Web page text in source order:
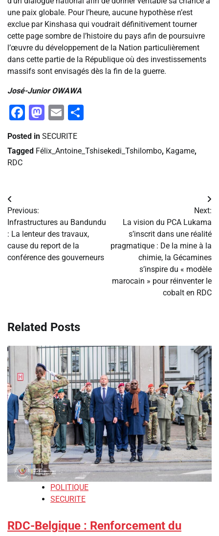
une paix globale. Pour l’heure, aucune hypothèse n’est
exclue par Kinshasa qui voudrait définitivement tourner
cette page sombre de l’histoire du pays afin de poursuivre
l’œuvre du développement de la Nation particulièrement
dans cette partie de la République où des investissements
massifs sont envisagés dès la fin de la guerre.
José-Junior OWAWA
Facebook
Mastodon
Email
Posted in SECURITE
Tagged Félix_Antoine_Tshisekedi_Tshilombo, Kagame,
RDC
Navigation
de
l’article
Previous:
Infrastructures au Bandundu
: La lenteur des travaux,
cause du report de la
conférence des gouverneurs
Next:
La vision du PCA Lukama
s’inscrit dans une réalité
pragmatique : De la mine à la
chimie, la Gécamines
s’inspire du « modèle
marocain » pour réinventer le
cobalt en RDC
Related Posts
POLITIQUE
SECURITE
RDC-Belgique : Renforcement du